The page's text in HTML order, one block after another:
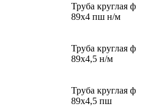
Труба круглая ф
89х4 пш н/м
Труба круглая ф
89х4,5 н/м
Труба круглая ф
89х4,5 пш